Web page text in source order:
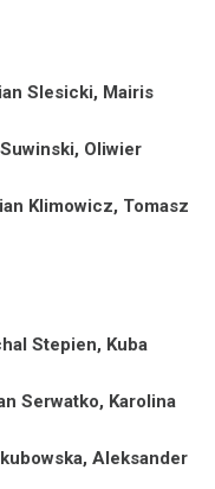
Slesicki, Mairis
Oliwier
Klimowicz, Tomasz
Stepien, Kuba
Serwatko, Karolina
Aleksander